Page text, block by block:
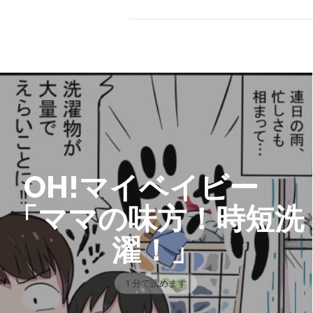
OH!マイベイビー
「ママの味方！時短洗
濯！」
1 分で読めます